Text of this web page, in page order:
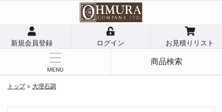
新規会員登録 ログイン お見積りリスト
MENU
商品検索
トップ> 大理石調